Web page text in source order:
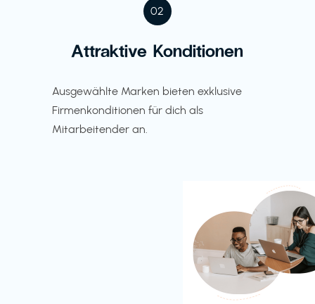
02
Attraktive Konditionen
Ausgewählte Marken bieten exklusive
Firmenkonditionen für dich als
Mitarbeitender an.